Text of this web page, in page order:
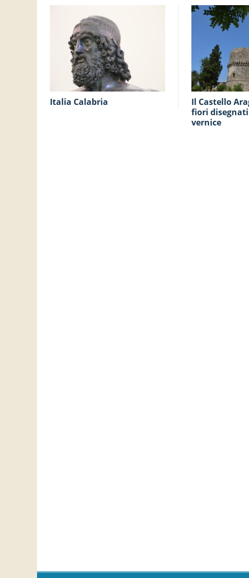
Italia Calabria
Il Castello Aragonese e i
fiori
vernice